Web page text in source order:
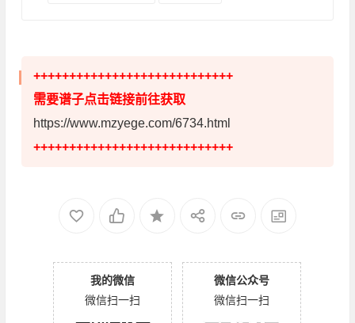
++++++++++++++++++++++++++++
需要谱子点击链接前往获取
https://www.mzyege.com/6734.html
++++++++++++++++++++++++++++
我的微信
微信扫一扫
微信公众号
微信扫一扫